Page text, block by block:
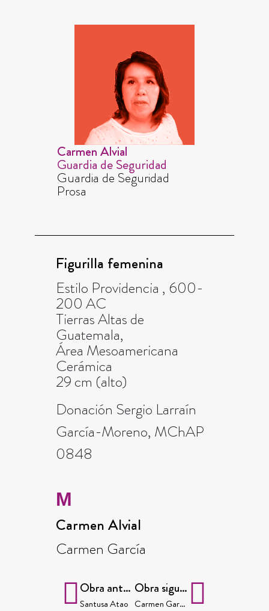
Carmen Alvial
Guardia de Seguridad
Guardia de Seguridad
Prosa
Figurilla femenina
Estilo Providencia , 600-
200 AC
Tierras Altas de
Guatemala,
Área Mesoamericana
Cerámica
29 cm (alto)
Donación Sergio Larraín
García-Moreno, MChAP
0848
M
Carmen Alvial
Carmen García
Obra anterior
Santusa Atao
Obra siguiente
Carmen García